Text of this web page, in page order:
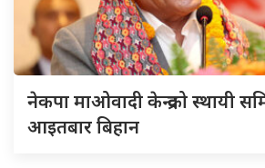
नेकपा माओवादी केन्द्रको स्थायी
आइतबार बिहान